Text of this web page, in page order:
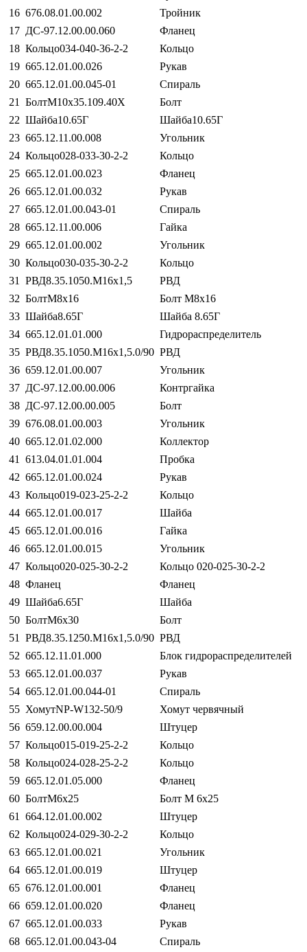
16 676.08.01.00.002
Тройник
17 ДС-97.12.00.00.060
Фланец
18 Кольцо034-040-36-2-2
Кольцо
19 665.12.01.00.026
Рукав
20 665.12.01.00.045-01
Спираль
21
БолтМ10х35.109.40Х
Болт
22 Шайба10.65Г
Шайба10.65Г
23 665.12.11.00.008
Угольник
24 Кольцо028-033-30-2-2
Кольцо
25 665.12.01.00.023
Фланец
26 665.12.01.00.032
Рукав
27 665.12.01.00.043-01
Спираль
28 665.12.11.00.006
Гайка
29 665.12.01.00.002
Угольник
30 Кольцо030-035-30-2-2
Кольцо
31
РВД8.35.1050.М16х1,5
РВД
32 БолтМ8х16
Болт М8х16
33 Шайба8.65Г
Шайба 8.65Г
34 665.12.01.01.000
Гидрораспределитель
35 РВД8.35.1050.М16х1,5.0/90 РВД
36 659.12.01.00.007
Угольник
37 ДС-97.12.00.00.006
Контргайка
38 ДС-97.12.00.00.005
Болт
39 676.08.01.00.003
Угольник
40 665.12.01.02.000
Коллектор
41
613.04.01.01.004
Пробка
42 665.12.01.00.024
Рукав
43 Кольцо019-023-25-2-2
Кольцо
44 665.12.01.00.017
Шайба
45 665.12.01.00.016
Гайка
46 665.12.01.00.015
Угольник
47 Кольцо020-025-30-2-2
Кольцо 020-025-30-2-2
48 Фланец
Фланец
49 Шайба6.65Г
Шайба
50 БолтМ6х30
Болт
51
РВД8.35.1250.М16х1,5.0/90 РВД
52 665.12.11.01.000
Блок гидрораспределителей
53 665.12.01.00.037
Рукав
54 665.12.01.00.044-01
Спираль
55 ХомутNР-W132-50/9
Хомут червячный
56 659.12.00.00.004
Штуцер
57 Кольцо015-019-25-2-2
Кольцо
58 Кольцо024-028-25-2-2
Кольцо
59 665.12.01.05.000
Фланец
60 БолтМ6х25
Болт М 6х25
61
664.12.01.00.002
Штуцер
62 Кольцо024-029-30-2-2
Кольцо
63 665.12.01.00.021
Угольник
64 665.12.01.00.019
Штуцер
65 676.12.01.00.001
Фланец
66 659.12.01.00.020
Фланец
67 665.12.01.00.033
Рукав
68 665.12.01.00.043-04
Спираль